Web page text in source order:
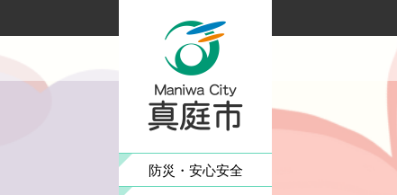
防災・ 安心安全